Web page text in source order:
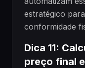
estratégico
conformidade
Dica 11:
preço final